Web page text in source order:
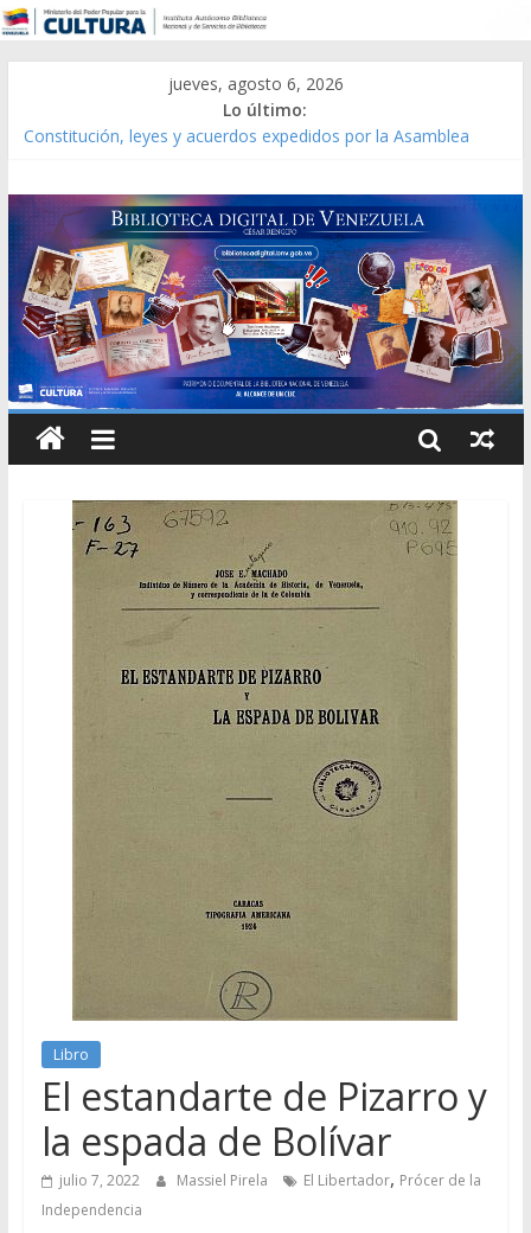
jueves, agosto 6, 2026
Lo último:
Constitución, leyes y acuerdos expedidos por la Asamblea
Modesta Bor Sánchez [material gráfico]
Gaceta Oficial de la República de Venezuela año CXXXIII Mes V,
Caracas 09 de marzo de 2006 N° 38.394
Catálogo temático de obras de Modesta Bor
Libro
El estandarte de Pizarro y
la espada de Bolívar
julio 7, 2022 Massiel Pirela El Libertador, Prócer de la
Independencia